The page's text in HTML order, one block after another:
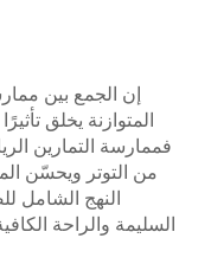
إن الجمع بين
المتوازنة يخلق
فممارسة التمارين
من التوتر ويحسّن
النهج الشامل
السليمة والراحة